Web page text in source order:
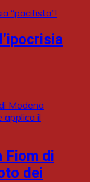
Fiom di
dei